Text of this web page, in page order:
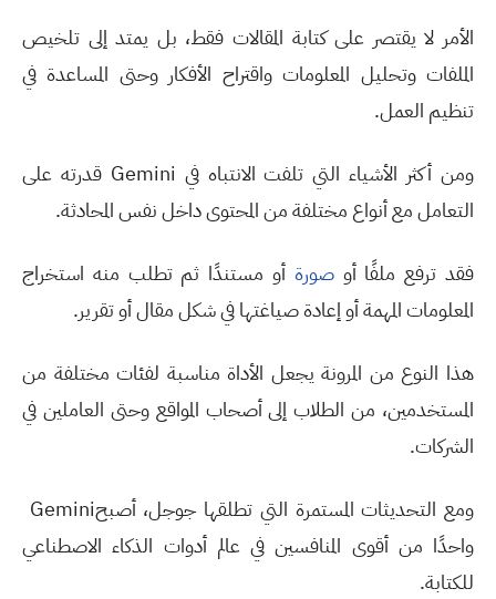
الأمر لا يقتصر على كتابة المقالات فقط، بل يمتد إلى تلخيص
الملفات وتحليل المعلومات واقتراح الأفكار وحتى المساعدة في
تنظيم العمل.
ومن أكثر الأشياء التي تلفت الانتباه في Geminiقدرته على
التعامل مع أنواع مختلفة من المحتوى داخل نفس المحادثة.
فقد ترفع ملفًا أوصورة أو مستندًا ثم تطلب منه استخراج
المعلومات المهمة أو إعادة صياغتها في شكل مقال أو تقرير.
هذا النوع من المرونة يجعل الأداة مناسبة لفئات مختلفة من
المستخدمين، من الطلاب إلى أصحاب المواقع وحتى العاملين في
الشركات.
ومع التحديثات المستمرة التي تطلقها جوجل، أصبحGemini
واحدًا من أقوى المنافسين في عالم أدوات الذكاء الاصطناعي
للكتابة.